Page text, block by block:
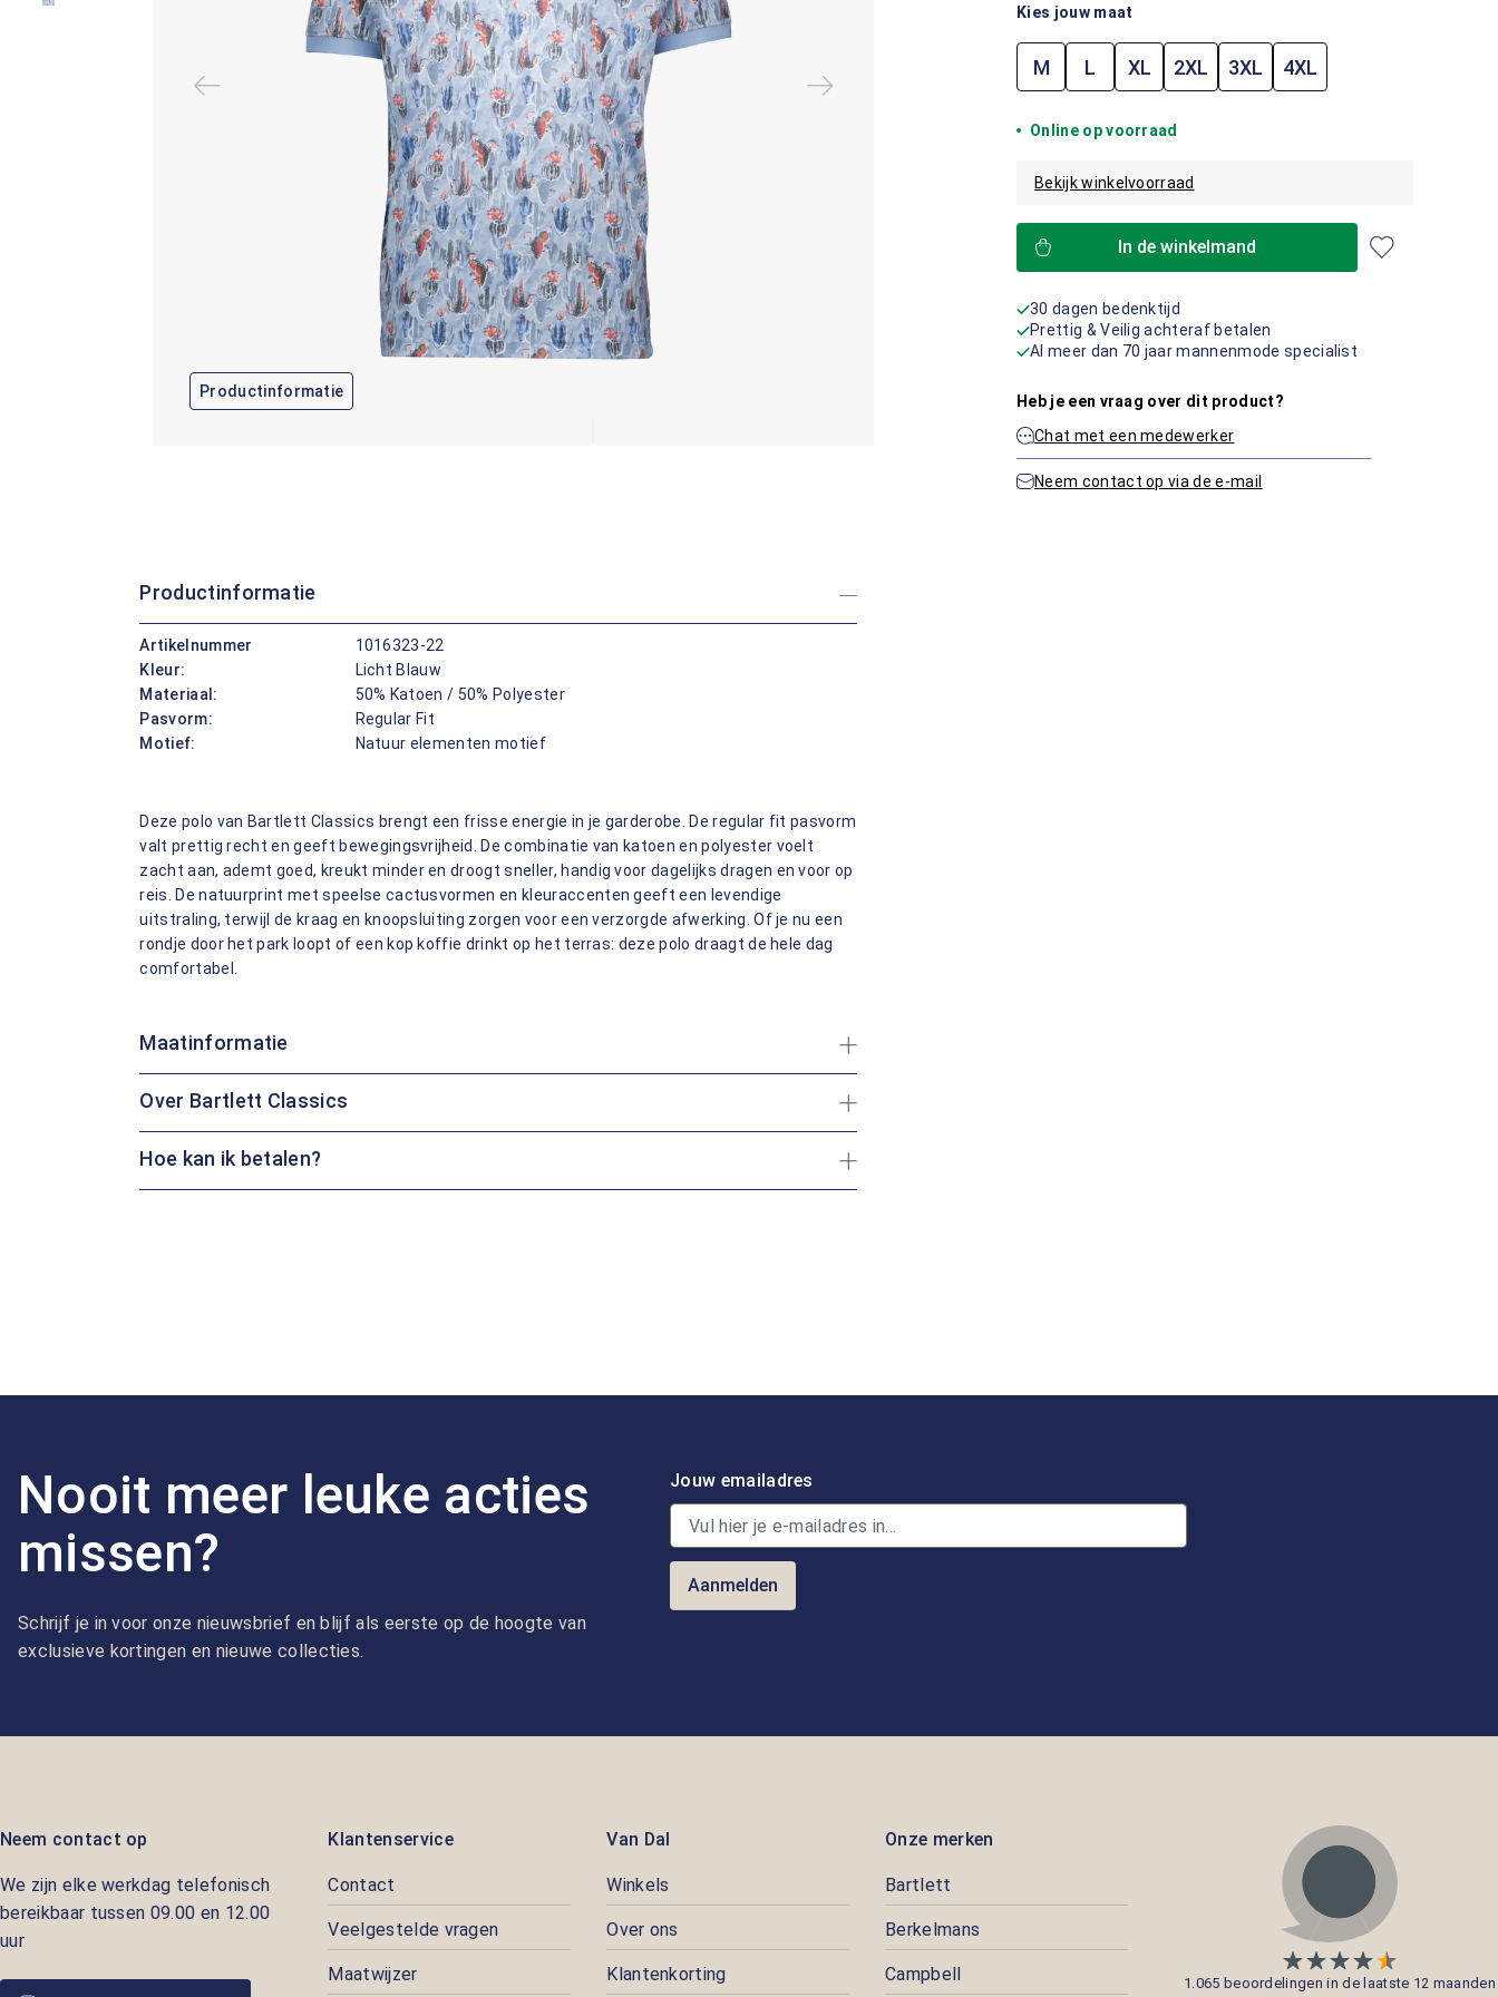
Productinformatie
Kies jouw maat
M L XL 2XL 3XL 4XL
Online op voorraad
Bekijk winkelvoorraad
In de winkelmand
30 dagen bedenktijd
Prettig & Veilig achteraf betalen
Al meer dan 70 jaar mannenmode specialist
Heb je een vraag over dit product?
Chat met een medewerker
Neem contact op via de e-mail
Productinformatie
Artikelnummer
1016323-22
Kleur:
Licht Blauw
Materiaal:
50% Katoen / 50% Polyester
Pasvorm:
Regular Fit
Motief:
Natuur elementen motief
Deze polo van Bartlett Classics brengt een frisse energie in je garderobe. De regular fit pasvorm
valt prettig recht en geeft bewegingsvrijheid. De combinatie van katoen en polyester voelt
zacht aan, ademt goed, kreukt minder en droogt sneller, handig voor dagelijks dragen en voor op
reis. De natuurprint met speelse cactusvormen en kleuraccenten geeft een levendige
uitstraling, terwijl de kraag en knoopsluiting zorgen voor een verzorgde afwerking. Of je nu een
rondje door het park loopt of een kop koffie drinkt op het terras: deze polo draagt de hele dag
comfortabel.
Maatinformatie
Over Bartlett Classics
Hoe kan ik betalen?
Nooit meer leuke acties
missen?
Schrijf je in voor onze nieuwsbrief en blijf als eerste op de hoogte van
exclusieve kortingen en nieuwe collecties.
Jouw emailadres
Aanmelden
Neem contact op
We zijn elke werkdag telefonisch
bereikbaar tussen 09.00 en 12.00
uur
Klantenservice
Contact
Veelgestelde vragen
Maatwijzer
Van Dal
Winkels
Over ons
Klantenkorting
Onze merken
Bartlett
Berkelmans
Campbell 1.065 beoordelingen in de laatste 12 maanden